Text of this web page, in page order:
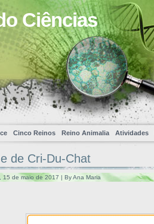
Ciências
Cinco Reinos Reino Animalia Atividades
de Cri-Du-Chat
15 de maio de 2017 | By Ana Maria